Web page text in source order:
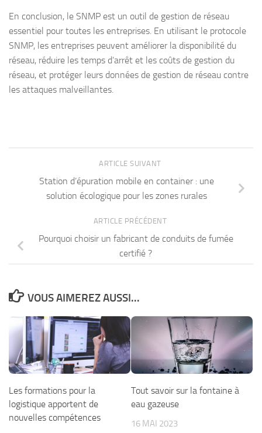
En conclusion, le SNMP est un outil de gestion de réseau
essentiel pour toutes les entreprises. En utilisant le protocole
SNMP, les entreprises peuvent améliorer la disponibilité du
réseau, réduire les temps d’arrêt et les coûts de gestion du
réseau, et protéger leurs données de gestion de réseau contre
les attaques malveillantes.
ARTICLE SUIVANT
Station d’épuration mobile en container : une
solution écologique pour les zones rurales
ARTICLE PRÉCÉDENT
Pourquoi choisir un fabricant de conduits de fumée
certifié ?
VOUS AIMEREZ AUSSI...
Les formations pour la
logistique apportent de
nouvelles compétences
Tout savoir sur la fontaine à
eau gazeuse
16 MAI 2023